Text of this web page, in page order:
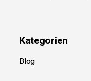
Kategorien
Blog